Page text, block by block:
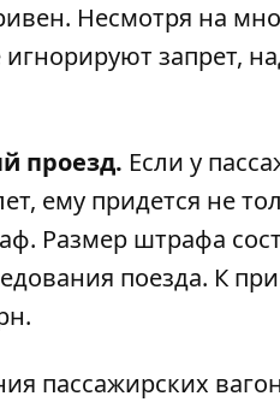
Несмотря на
запрет,
проезд. Если у
ему придется не
Размер штрафа
поезда. К
пассажирских